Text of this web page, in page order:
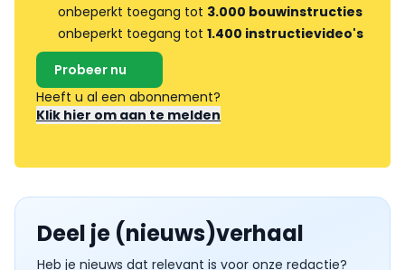
onbeperkt toegang tot 3.000 bouwinstructies
onbeperkt toegang tot 1.400 instructievideo's
Probeer nu
Heeft u al een abonnement?
Klik hier om aan te melden
Deel je (nieuws)verhaal
Heb je nieuws dat relevant is voor onze redactie?